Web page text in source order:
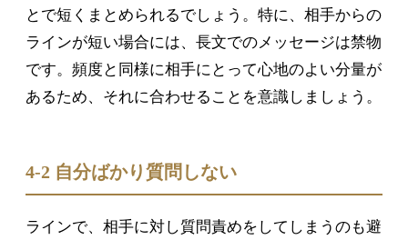
とで短くまとめられるでしょう。特に、相手からの
ラインが短い場合には、長文でのメッセージは禁物
です。頻度と同様に相手にとって心地のよい分量が
あるため、それに合わせることを意識しましょう。
4-2 自分ばかり質問しない
ラインで、相手に対し質問責めをしてしまうのも避